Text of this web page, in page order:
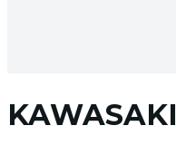
KAWASAKI